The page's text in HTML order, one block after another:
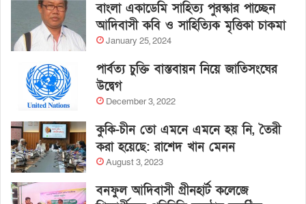
বাংলা একাডেমি সাহিত্য পুরস্কার পাচ্ছেন
আদিবাসী কবি ও সাহিত্যিক মৃত্তিকা চাকমা
January 25, 2024
পার্বত্য চুক্তি বাস্তবায়ন নিয়ে জাতিসংঘের
উদ্বেগ
December 3, 2022
কুকি-চীন তো এমনে এমনে হয় নি, তৈরী
করা হয়েছে: রাশেদ খান মেনন
August 3, 2023
বনফুল আদিবাসী গ্রীনহার্ট কলেজে